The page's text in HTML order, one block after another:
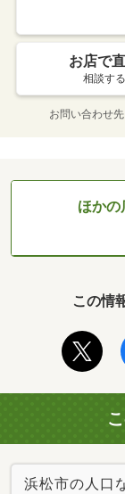
お店で
相談する
お問い合わせ先
ほかの
この情
浜松市の人口